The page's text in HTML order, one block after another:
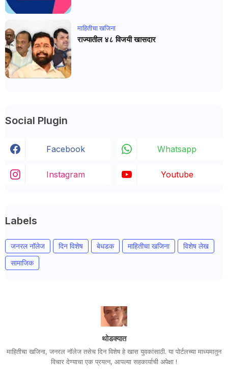
माहितीचा खजिना
राज्यातील ४८ विजयी खासदार
Social Plugin
Facebook Whatsapp
Instagram Youtube
Labels
जनरल नॉलेज दिन विशेष बेधडक माहितीचा खजिना
विशेष लेख
सामाजिक
थोडक्यात
माहितीचा खजिना, जनरल नॉलेज तसेच दिन विशेष हे खास युवकांसाठी. या पोर्टलच्या माध्यमातुन
विचार देण्याचा एक प्रयत्न, आपल्या सहकार्याची अपेक्षा !